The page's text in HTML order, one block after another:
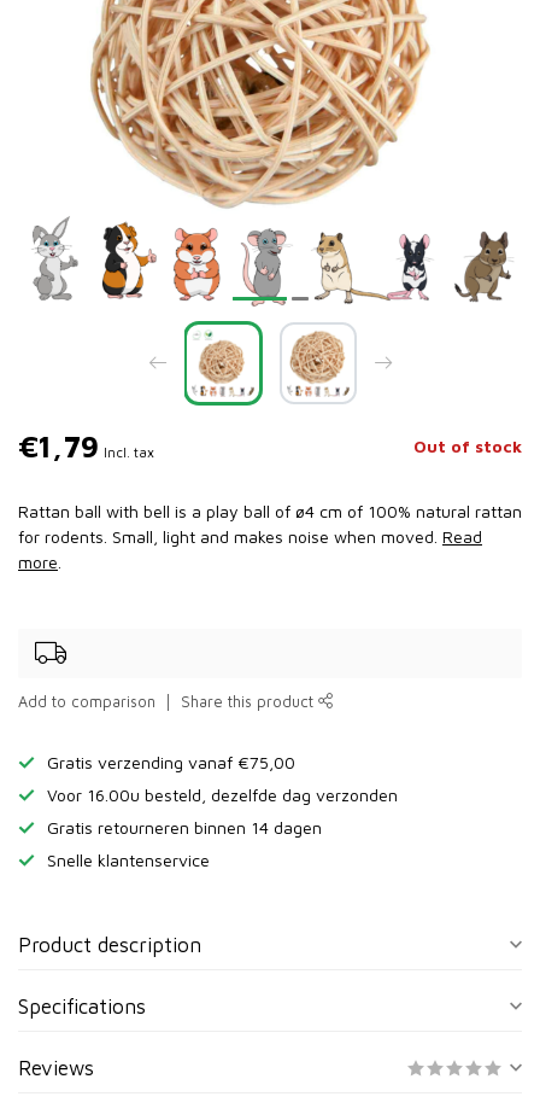
€1,79 Incl. tax Out of stock
Rattan ball with bell is a play ball of ø4 cm of 100% natural rattan
for rodents. Small, light and makes noise when moved. Read
more
Add to comparison Share this product
Gratis verzending vanaf €75,00
Voor 16.00u besteld, dezelfde dag verzonden
Gratis retourneren binnen 14 dagen
Snelle klantenservice
Product description
Specifications
Reviews